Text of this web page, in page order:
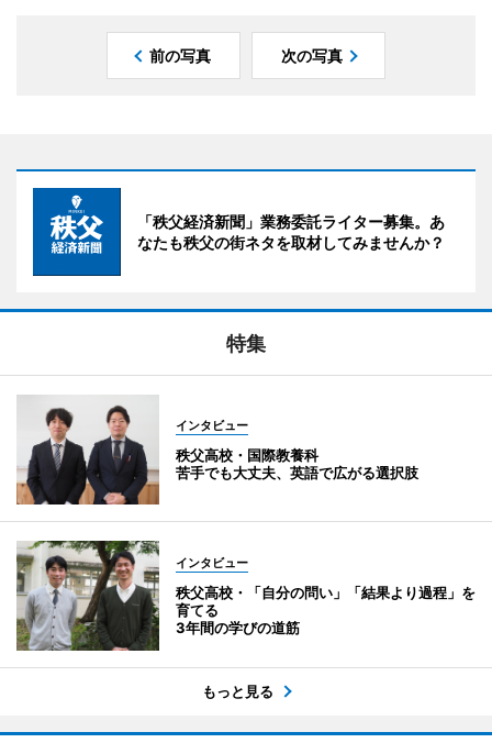
前の写真 次の写真
「秩父経済新聞」業務委託ライター募集。あ
なたも秩父の街ネタを取材してみませんか？
特集
インタビュー
秩父高校・国際教養科
苦手でも大丈夫、英語で広がる選択肢
インタビュー
秩父高校・「自分の問い」「結果より過程」を
育てる
3年間の学びの道筋
もっと見る